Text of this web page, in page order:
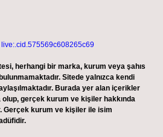
live:.cid.575569c608265c69
herhangi bir marka, kurum veya şahıs
Sitede yalnızca kendi
Burada yer alan içerikler
olup, gerçek kurum ve kişiler hakkında
Gerçek kurum ve kişiler ile isim